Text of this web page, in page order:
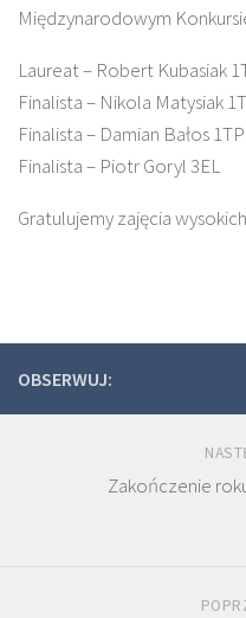
Międzynarodowym
Laureat – Robert Kubasiak
Finalista – Nikola Matysiak
Finalista – Damian Bałos 1TP
Finalista – Piotr Goryl 3EL
Gratulujemy zajęcia
OBSERWUJ:
Zakończenie